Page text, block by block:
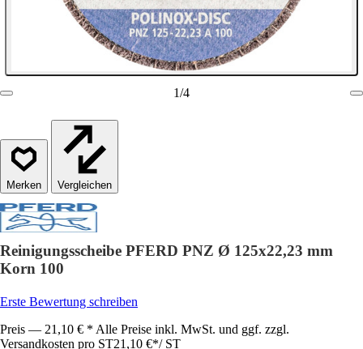
1/4
Vergleichen
Reinigungsscheibe PFERD PNZ Ø 125x22,23 mm
Korn 100
Erste Bewertung schreiben
Preis — 21,10 € * Alle Preise inkl. MwSt. und ggf. zzgl.
Versandkosten pro ST21,10 €*/ ST